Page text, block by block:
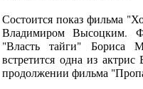
Состоится показ фильма
Владимиром Высоцким.
"Власть тайги" Бориса
встретится одна из
продолжении фильма